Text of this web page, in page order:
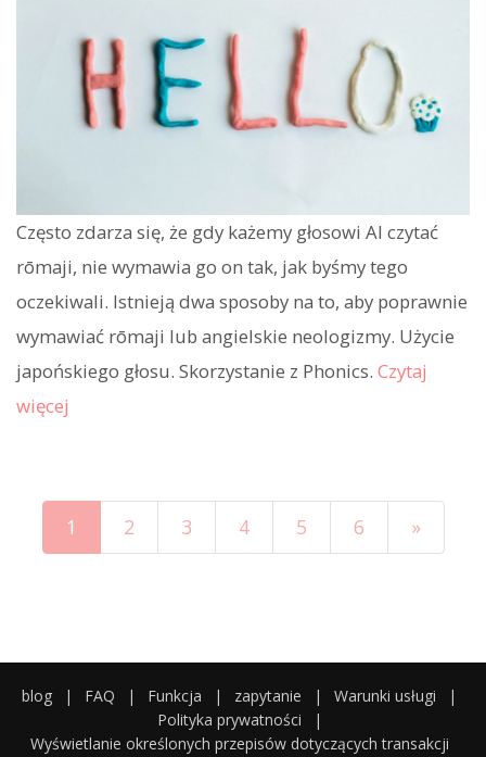
Często zdarza się, że gdy każemy głosowi AI czytać
rōmaji, nie wymawia go on tak, jak byśmy tego
oczekiwali. Istnieją dwa sposoby na to, aby poprawnie
wymawiać rōmaji lub angielskie neologizmy. Użycie
japońskiego głosu. Skorzystanie z Phonics. Czytaj
więcej
1 2 3 4 5 6 »
blog | FAQ | Funkcja | zapytanie | Warunki usługi
|
Polityka prywatności
|
Wyświetlanie określonych przepisów dotyczących transakcji